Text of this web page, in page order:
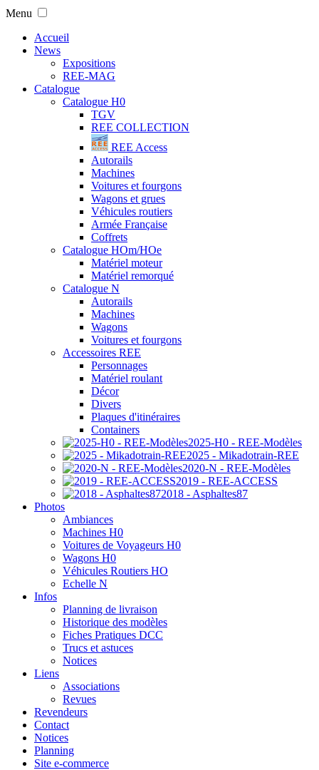
Menu
Accueil
News
Expositions
REE-MAG
Catalogue
Catalogue H0
TGV
REE COLLECTION
REE Access
Autorails
Machines
Voitures et fourgons
Wagons et grues
Véhicules routiers
Armée Française
Coffrets
Catalogue HOm/HOe
Matériel moteur
Matériel remorqué
Catalogue N
Autorails
Machines
Wagons
Voitures et fourgons
Accessoires REE
Personnages
Matériel roulant
Décor
Divers
Plaques d'itinéraires
Containers
2025-H0 - REE-Modèles
2025 - Mikadotrain-REE
2020-N - REE-Modèles
2019 - REE-ACCESS
2018 - Asphaltes87
Photos
Ambiances
Machines H0
Voitures de Voyageurs H0
Wagons H0
Véhicules Routiers HO
Echelle N
Infos
Planning de livraison
Historique des modèles
Fiches Pratiques DCC
Trucs et astuces
Notices
Liens
Associations
Revues
Revendeurs
Contact
Notices
Planning
Site e-commerce